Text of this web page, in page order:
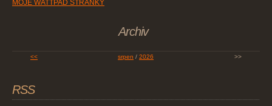
MOJE WATTPAD STRÁNKY
Archiv
<< srpen / 2026 >>
RSS